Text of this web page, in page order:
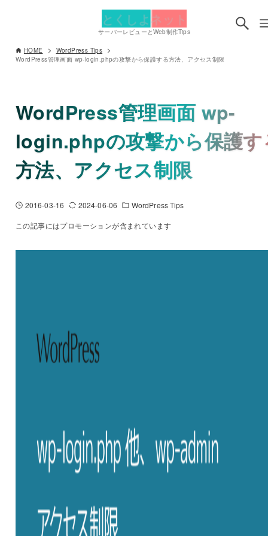
とくしよネット
サーバーレビューとWeb制作Tips
HOME
WordPress Tips
WordPress管理画面 wp-login.phpの攻撃から保護する方法、アクセス制限
WordPress管理画面 wp-
login.phpの攻撃から保護
方法、アクセス制限
2016-03-16 2024-06-06
WordPress Tips
この記事にはプロモーションが含まれています